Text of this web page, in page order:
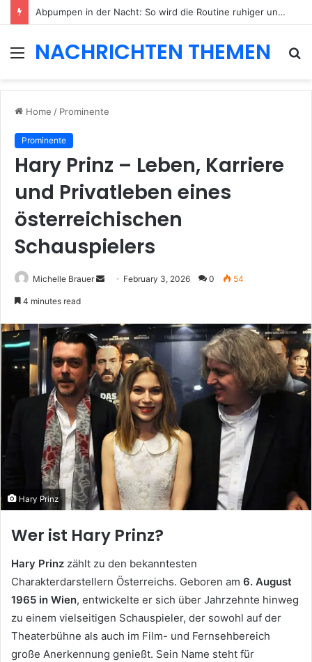
Abpumpen in der Nacht: So wird die Routine ruhiger und besser planbar
Menu
NACHRICHTEN THEMEN
Home / Prominente
Prominente
Hary Prinz – Leben, Karriere
und Privatleben eines
österreichischen
Schauspielers
Michelle Brauer
Send February 3, 2026 0 54
4 minutes read
Hary Prinz
Wer ist Hary Prinz?
Hary Prinz zählt zu den bekanntesten
Charakterdarstellern Österreichs. Geboren am 6. August
1965 in Wien, entwickelte er sich über Jahrzehnte hinweg
zu einem vielseitigen Schauspieler, der sowohl auf der
Theaterbühne als auch im Film- und Fernsehbereich
große Anerkennung genießt. Sein Name steht für